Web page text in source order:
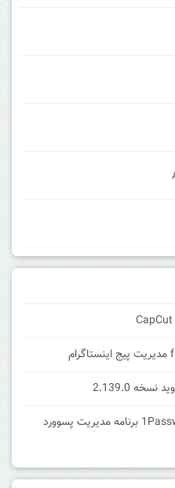
دانلود 1Password Manager Full v7.7 برنامه مدیریت پسوورد